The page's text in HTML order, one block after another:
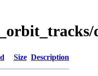
Size Description